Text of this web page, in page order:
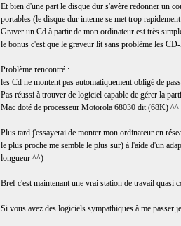
Et bien d'une part le disque dur s'avère redonner un
portables (le disque dur interne se met trop
Graver un Cd à partir de mon ordinateur est très
le bonus c'est que le graveur lit sans problème les
Problème rencontré :
les Cd ne montent pas automatiquement obligé de
Pas réussi à trouver de logiciel capable de gérer la
Mac doté de processeur Motorola 68030 dit (68K) ^^
Plus tard j'essayerai de monter mon ordinateur en
le plus proche me semble le plus sur) à l'aide d'un
longueur ^^)
Bref c'est maintenant une vrai station de travail quasi
Si vous avez des logiciels sympathiques à me passer